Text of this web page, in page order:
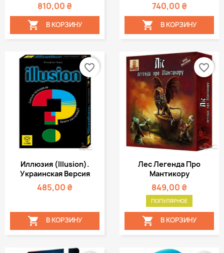
810,00 ₴
 В КОРЗИНУ
740,00 ₴
 В КОРЗИНУ
Иллюзия (Illusion).
Украинская Версия
485,00 ₴
 В КОРЗИНУ
favorite_border
Лес Легенда Про
Мантикору
849,00 ₴
ПОПУЛЯРНОЕ
 В КОРЗИНУ
favorite_border